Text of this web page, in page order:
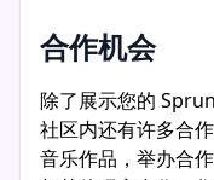
合作机会
除了展示您的
社区内还有许多合
音乐作品，举办合